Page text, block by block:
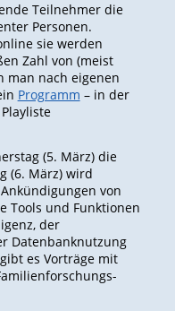
Teilnehmer die
Personen.
sie werden
Zahl von (meist
man nach eigenen
Programm – in der
(5. März) die
(6. März) wird
von
Tools und Funktionen
der
Datenbanknutzung
es Vorträge mit